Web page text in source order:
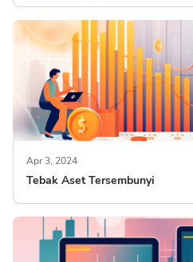
Apr 3, 2024
Tebak Aset Tersembunyi